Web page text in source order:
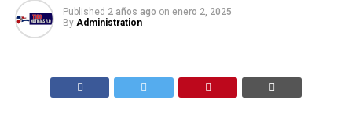
Published 2 años ago on enero 2, 2025
By Administration